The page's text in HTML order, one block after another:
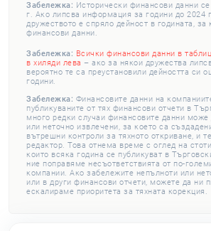
Забележка: Исторически финансови данни
г. Ако липсва информация за години до 2024
дружеството е спряло дейност в годината, за
финансови данни.
Забележка: Всички финансови данни в
в хиляди лева – ако за някои дружества
вероятно те са преустановили дейността си
години.
Забележка: Финансовите данни на
публикуваните от тях финансови отчети в
много редки случаи финансовите данни
или неточно извлечени, за което са
вътрешни контроли за тяхното откриване, и
редактор. Това отнема време с оглед на
които всяка година се публикуват в
ние поправяме несъответствията от по-
компании. Ако забележите непълноти или
или в други финансови отчети, можете да ни
ескалираме приоритета за тяхната корекция.